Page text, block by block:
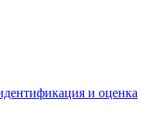
и оценка